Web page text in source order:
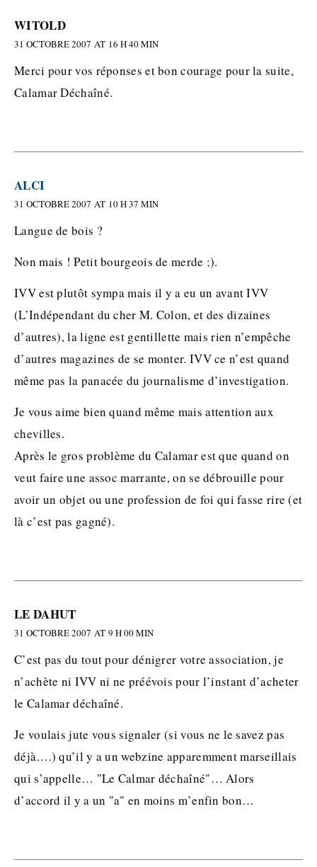
WITOLD
31 OCTOBRE 2007 AT 16 H 40 MIN
Merci pour vos réponses et bon courage pour la suite,
Calamar Déchaîné.
ALCI
31 OCTOBRE 2007 AT 10 H 37 MIN
Langue de bois ?
Non mais ! Petit bourgeois de merde ;).
IVV est plutôt sympa mais il y a eu un avant IVV
(L’Indépendant du cher M. Colon, et des dizaines
d’autres), la ligne est gentillette mais rien n’empêche
d’autres magazines de se monter. IVV ce n’est quand
même pas la panacée du journalisme d’investigation.
Je vous aime bien quand même mais attention aux
chevilles.
Après le gros problème du Calamar est que quand on
veut faire une assoc marrante, on se débrouille pour
avoir un objet ou une profession de foi qui fasse rire (et
là c’est pas gagné).
LE DAHUT
31 OCTOBRE 2007 AT 9 H 00 MIN
C’est pas du tout pour dénigrer votre association, je
n’achète ni IVV ni ne préévois pour l’instant d’acheter
le Calamar déchaîné.
Je voulais jute vous signaler (si vous ne le savez pas
déjà….) qu’il y a un webzine apparemment marseillais
qui s’appelle… "Le Calmar déchaîné"… Alors
d’accord il y a un "a" en moins m’enfin bon…